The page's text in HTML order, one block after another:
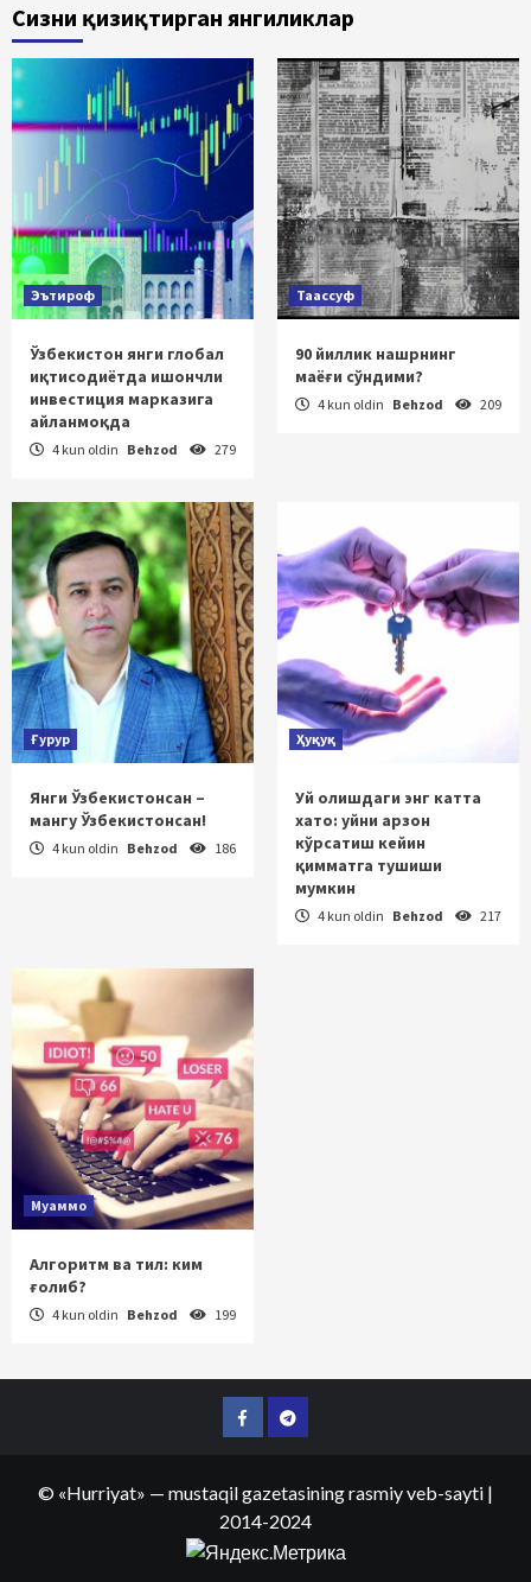
Сизни қизиқтирган янгиликлар
Эътироф
Ўзбекистон янги глобал
иқтисодиётда ишончли
инвестиция марказига
айланмоқда
4 kun oldin Behzod 279
Таассуф
90 йиллик нашрнинг
маёғи сўндими?
4 kun oldin Behzod 209
Ғурур
Янги Ўзбекистонсан –
мангу Ўзбекистонсан!
4 kun oldin Behzod 186
Ҳуқуқ
Уй олишдаги энг катта
хато: уйни арзон
кўрсатиш кейин
қимматга тушиши
мумкин
4 kun oldin Behzod 217
Муаммо
Алгоритм ва тил: ким
ғолиб?
4 kun oldin Behzod 199
FacebookTelegram
© «Hurriyat» — mustaqil gazetasining rasmiy veb-sayti |
2014-2024